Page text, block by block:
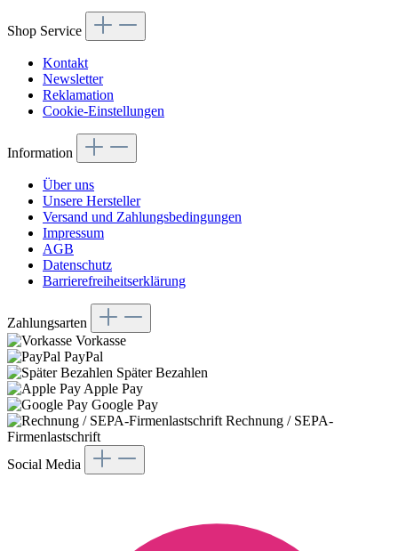
Shop Service
Kontakt
Newsletter
Reklamation
Cookie-Einstellungen
Information
Über uns
Unsere Hersteller
Versand und Zahlungsbedingungen
Impressum
AGB
Datenschutz
Barrierefreiheitserklärung
Zahlungsarten
Vorkasse
PayPal
Später Bezahlen
Apple Pay
Google Pay
Rechnung / SEPA-
Firmenlastschrift
Social Media